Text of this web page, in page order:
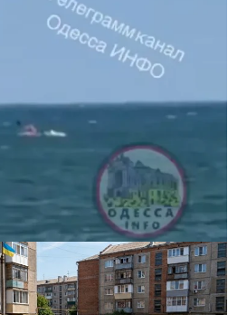
море ребенка на матрасе и
операция